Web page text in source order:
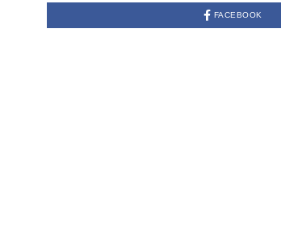
FACEBOOK